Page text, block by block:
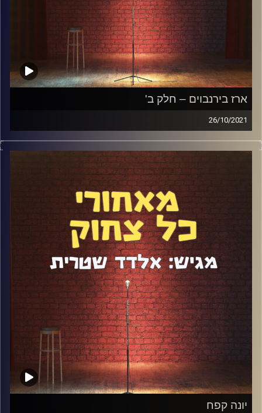
ארז בירנבוים – חלק ב'
26/10/2021
ארז בירנבוים כבר הגיע לפודקאסט. זה היה לפני יותר מ-3
שנים וזה היה הפרק ה-4 של התכנית, כשהאורחים עדיין שאלו
"מה זה פודקאסט"? בזמנו דיברנו בעיקר על ניהול מועדון
הסטנדאפ פקטורי, אבל מאז ארז הפך לאבא, עבר את שנת
הקורונה עם עסק סגור ואפילו הסטנדאפ שלו השתנה קצת.
דיברנו על כל זה בפרק ה-102. תהנו
קרדיט תמונות:אלדד שטרית
יונה קפח